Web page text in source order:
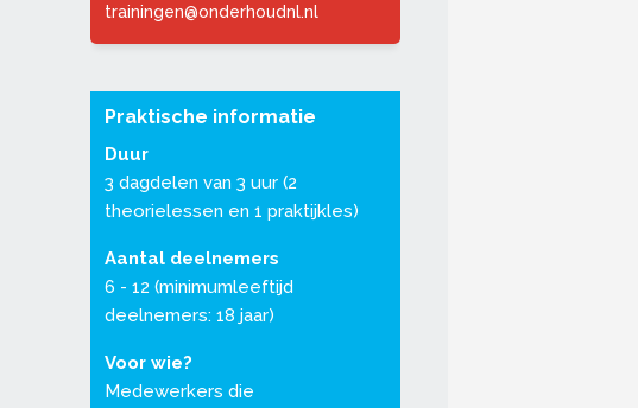
trainingen@onderhoudnl.nl
Praktische informatie
Duur
3 dagdelen van 3 uur (2
theorielessen en 1 praktijkles)
Aantal deelnemers
6 - 12 (minimumleeftijd
deelnemers: 18 jaar)
Voor wie?
Medewerkers die